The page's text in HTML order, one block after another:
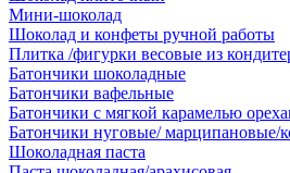
Мини-шоколад
Шоколад и конфеты ручной работы
Плитка /фигурки весовые из
Батончики шоколадные
Батончики вафельные
Батончики с мягкой карамелью
Батончики нуговые/ марципановые/
Шоколадная паста